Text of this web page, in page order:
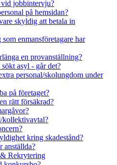
jobbintervju?
på hemsidan?
skyldig att betala in
enmansföretagare har
en provanställning?
asyl - går det?
personal/skolungdom under
på företaget?
rätt försäkrad?
kollektivavtal?
kring skadestånd?
anställda?
Rekrytering